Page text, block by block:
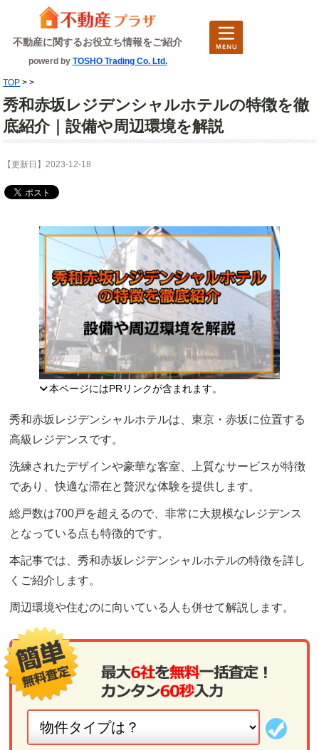
不動産に関するお役立ち情報をご紹介
powerd by TOSHO Trading Co. Ltd.
TOP >>
秀和赤坂レジデンシャルホテルの特徴を徹
底紹介｜設備や周辺環境を解説
【更新日】2023-12-18
本ページにはPRリンクが含まれます。
秀和赤坂レジデンシャルホテルは、東京・赤坂に位置する
高級レジデンスです。
洗練されたデザインや豪華な客室、上質なサービスが特徴
であり、快適な滞在と贅沢な体験を提供します。
総戸数は700戸を超えるので、非常に大規模なレジデンス
となっている点も特徴的です。
本記事では、秀和赤坂レジデンシャルホテルの特徴を詳し
くご紹介します。
周辺環境や住むのに向いている人も併せて解説します。